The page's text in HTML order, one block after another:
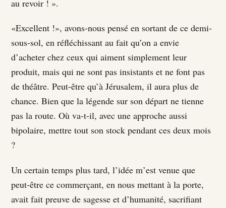
au revoir ! ».
«Excellent !», avons-nous pensé en sortant de ce demi-
sous-sol, en réfléchissant au fait qu’on a envie
d’acheter chez ceux qui aiment simplement leur
produit, mais qui ne sont pas insistants et ne font pas
de théâtre. Peut-être qu’à Jérusalem, il aura plus de
chance. Bien que la légende sur son départ ne tienne
pas la route. Où va-t-il, avec une approche aussi
bipolaire, mettre tout son stock pendant ces deux mois
?
Un certain temps plus tard, l’idée m’est venue que
peut-être ce commerçant, en nous mettant à la porte,
avait fait preuve de sagesse et d’humanité, sacrifiant